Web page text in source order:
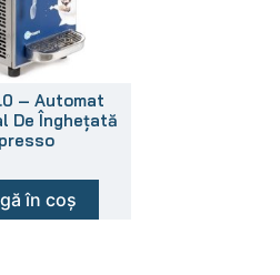
– Automat
De Înghețată
în coș